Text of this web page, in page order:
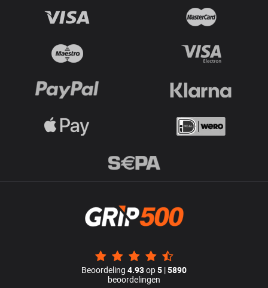
Beoordeling 4.93op5 |5890
beoordelingen